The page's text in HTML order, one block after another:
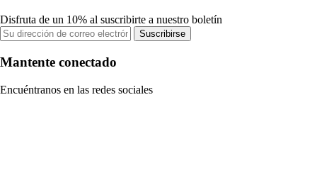
Disfruta de un 10% al suscribirte a nuestro boletín
Suscribirse
Mantente conectado
Encuéntranos en las redes sociales